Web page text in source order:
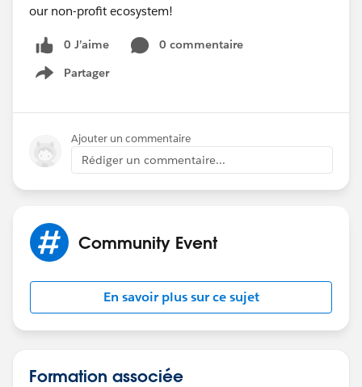
our non-profit ecosystem!
0 J’aime
0 commentaire
Partager
Show menu
Ajouter un commentaire
Rédiger un commentaire...
Community Event
En savoir plus sur ce sujet
Formation associée